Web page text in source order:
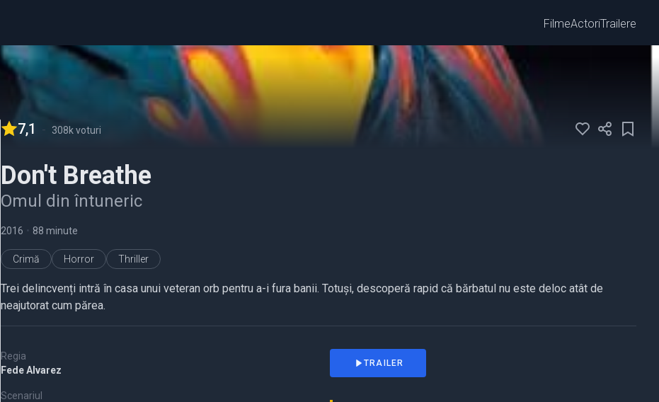
FilmeActoriTrailere
7,1 - 308k voturi
Don't Breathe
Omul din întuneric
2016 • 88 minute
Crimă Horror Thriller
Trei delincvenți intră în casa unui veteran orb pentru a-i fura banii. Totuși, descoperă rapid că bărbatul nu este deloc atât de
neajutorat cum părea.
Regia
Fede Alvarez
Scenariul
TRAILER